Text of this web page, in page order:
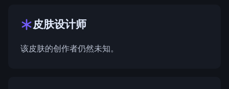
皮肤设计师
该皮肤的创作者仍然未知。